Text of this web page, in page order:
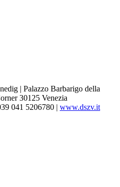
| Palazzo Barbarigo della
30125 Venezia
041 5206780 | www.dszv.it